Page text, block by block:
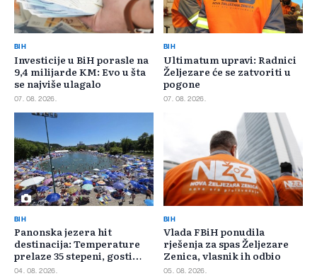
BIH
Investicije u BiH porasle na
9,4 milijarde KM: Evo u šta
se najviše ulagalo
07. 08. 2026.
BIH
Ultimatum upravi: Radnici
Željezare će se zatvoriti u
pogone
07. 08. 2026.
BIH
Panonska jezera hit
destinacija: Temperature
prelaze 35 stepeni, gosti
pristižu iz cijele regije
04. 08. 2026.
BIH
Vlada FBiH ponudila
rješenja za spas Željezare
Zenica, vlasnik ih odbio
05. 08. 2026.